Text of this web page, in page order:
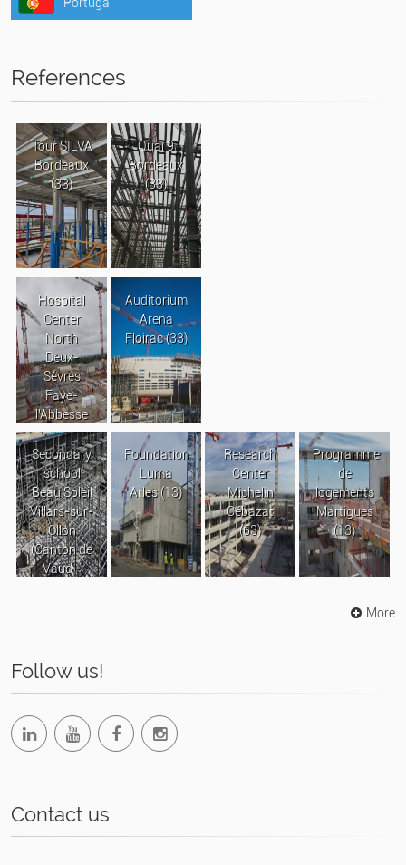
References
Tour SILVA
Bordeaux
(33)
Quai 9
Bordeaux
(33)
Hospital
Center
North
Deux-
Sèvres
Faye-
l’Abbesse
Auditorium
Arena
Floirac (33)
Secondary
school
Beau Soleil
Villars-sur-
Ollon
(Canton de
Vaud -
Foundation
Luma
Arles (13)
Research
Center
Michelin
Cébazat
(63)
Programme
de
logements
Martigues
(13)
More
Follow us!
Contact us